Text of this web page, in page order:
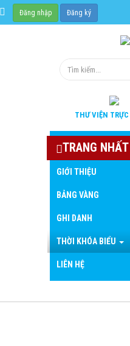
Đăng nhập Đăng ký
THƯ VIỆN
TRANG NHẤT
GIỚI THIỆU
BẢNG VÀNG
GHI DANH
THỜI KHÓA BIỂU
LIÊN HỆ